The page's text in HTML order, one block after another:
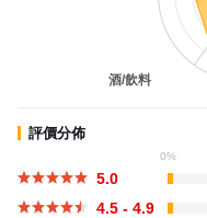
酒/飲料
評價分佈
0%
5.0
4.5 - 4.9